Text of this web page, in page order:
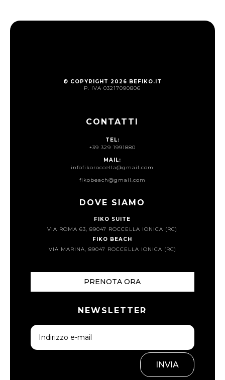
© COPYRIGHT 2026 BEFIKO.IT
P. IVA 03217090806
CONTATTI
TEL:
+39 329 1991880
MAIL:
infofikoroccella@gmail.com
fikobeach@gmail.com
DOVE SIAMO
FIKO SUITE
VIA ROMA 63, 89047 ROCCELLA IONICA (RC)
FIKO BEACH
VIA MARINA, 89047 ROCCELLA IONICA (RC)
PRENOTA ORA
NEWSLETTER
INVIA